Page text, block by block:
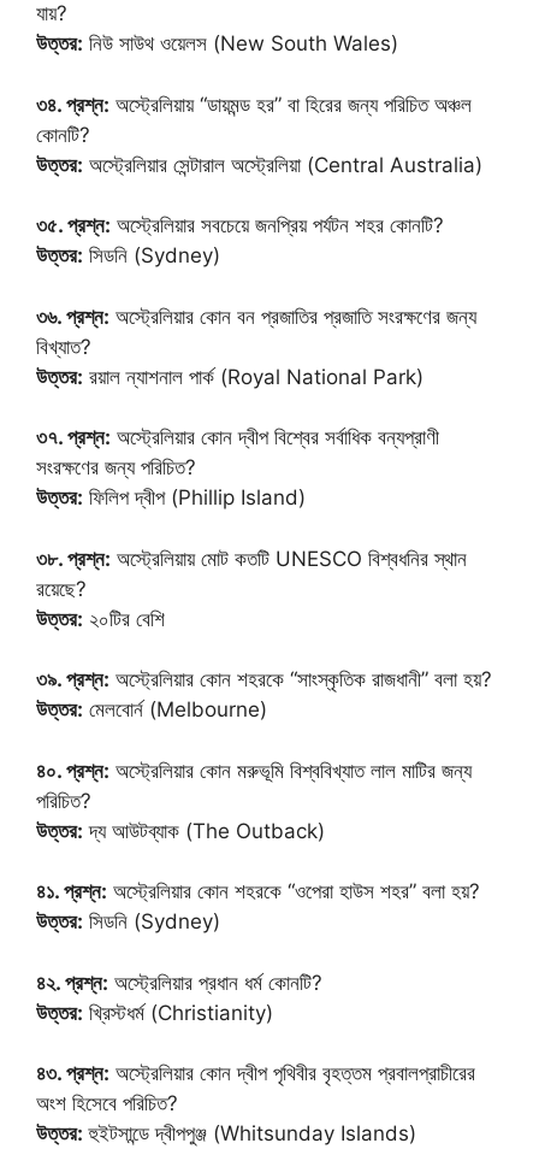
যায়?
উত্তর: নিউ সাউথ ওয়েলস (New South Wales)
৩৪. প্রশ্ন: অস্ট্রেলিয়ায় “ডায়মন্ড হর” বা হিরের জন্য পরিচিত অঞ্চল
কোনটি?
উত্তর: অস্ট্রেলিয়ার সেন্টারাল অস্ট্রেলিয়া (Central Australia)
৩৫. প্রশ্ন: অস্ট্রেলিয়ার সবচেয়ে জনপ্রিয় পর্যটন শহর কোনটি?
উত্তর: সিডনি (Sydney)
৩৬. প্রশ্ন: অস্ট্রেলিয়ার কোন বন প্রজাতির প্রজাতি সংরক্ষণের জন্য
বিখ্যাত?
উত্তর: রয়াল ন্যাশনাল পার্ক (Royal National Park)
৩৭. প্রশ্ন: অস্ট্রেলিয়ার কোন দ্বীপ বিশ্বের সর্বাধিক বন্যপ্রাণী
সংরক্ষণের জন্য পরিচিত?
উত্তর: ফিলিপ দ্বীপ (Phillip Island)
৩৮. প্রশ্ন: অস্ট্রেলিয়ায় মোট কতটি UNESCO বিশ্বধনির স্থান
রয়েছে?
উত্তর: ২০টির বেশি
৩৯. প্রশ্ন: অস্ট্রেলিয়ার কোন শহরকে “সাংস্কৃতিক রাজধানী” বলা হয়?
উত্তর: মেলবোর্ন (Melbourne)
৪০. প্রশ্ন: অস্ট্রেলিয়ার কোন মরুভূমি বিশ্ববিখ্যাত লাল মাটির জন্য
পরিচিত?
উত্তর: দ্য আউটব্যাক (The Outback)
৪১. প্রশ্ন: অস্ট্রেলিয়ার কোন শহরকে “ওপেরা হাউস শহর” বলা হয়?
উত্তর: সিডনি (Sydney)
৪২. প্রশ্ন: অস্ট্রেলিয়ার প্রধান ধর্ম কোনটি?
উত্তর: খ্রিস্টধর্ম (Christianity)
৪৩. প্রশ্ন: অস্ট্রেলিয়ার কোন দ্বীপ পৃথিবীর বৃহত্তম প্রবালপ্রাচীরের
অংশ হিসেবে পরিচিত?
উত্তর: হুইটসান্ডে দ্বীপপুঞ্জ (Whitsunday Islands)